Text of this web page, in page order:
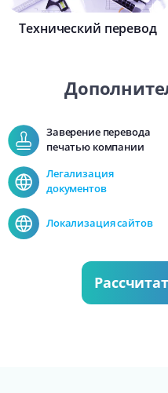
Технический перевод
Заверение перевода
печатью компании
Легализация
документов
Локализация сайтов